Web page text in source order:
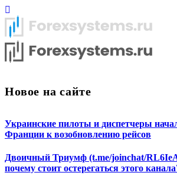
Новое на сайте
Украинские пилоты и диспетчеры
Франции к возобновлению рейсов
Двоичный Триумф (t.me/joinchat/
почему стоит остерегаться этого